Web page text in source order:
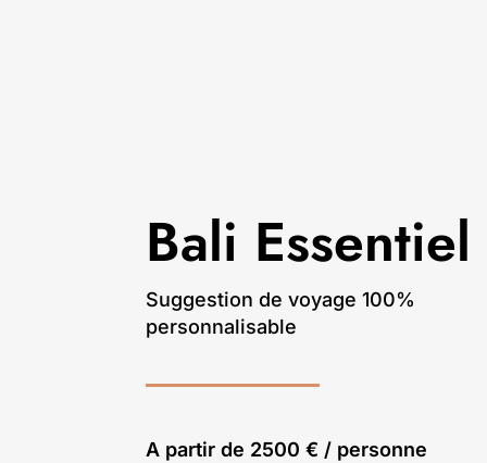
Bali Essentiel
Suggestion de voyage 100%
personnalisable
A partir de 2500 € / personne